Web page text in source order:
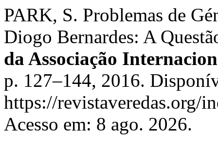
PARK, S. Problemas de
Diogo Bernardes: A
da Associação
p. 127–144, 2016.
https://revistaveredas.org/
Acesso em: 8 ago. 2026.